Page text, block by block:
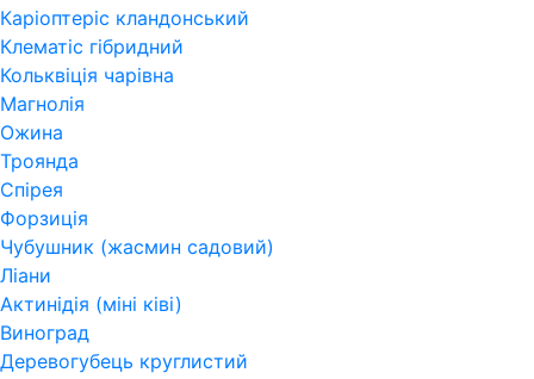
Каріоптеріс кландонський
Клематіс гібридний
Кольквіція чарівна
Магнолія
Ожина
Троянда
Спірея
Форзиція
Чубушник (жасмин садовий)
Ліани
Актинідія (міні ківі)
Виноград
Деревогубець круглистий